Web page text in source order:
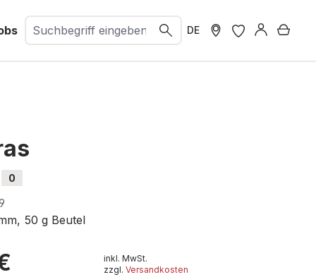
DE
0
50 g Beutel
inkl. MwSt.
zzgl.Versandkosten